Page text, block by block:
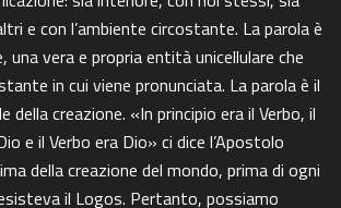
e con l’ambiente circostante. La parola è
vera e propria entità unicellulare che
in cui viene pronunciata. La parola è il
della creazione. «In principio era il Verbo, il
e il Verbo era Dio» ci dice l’Apostolo
della creazione del mondo, prima di ogni
il Logos. Pertanto, possiamo